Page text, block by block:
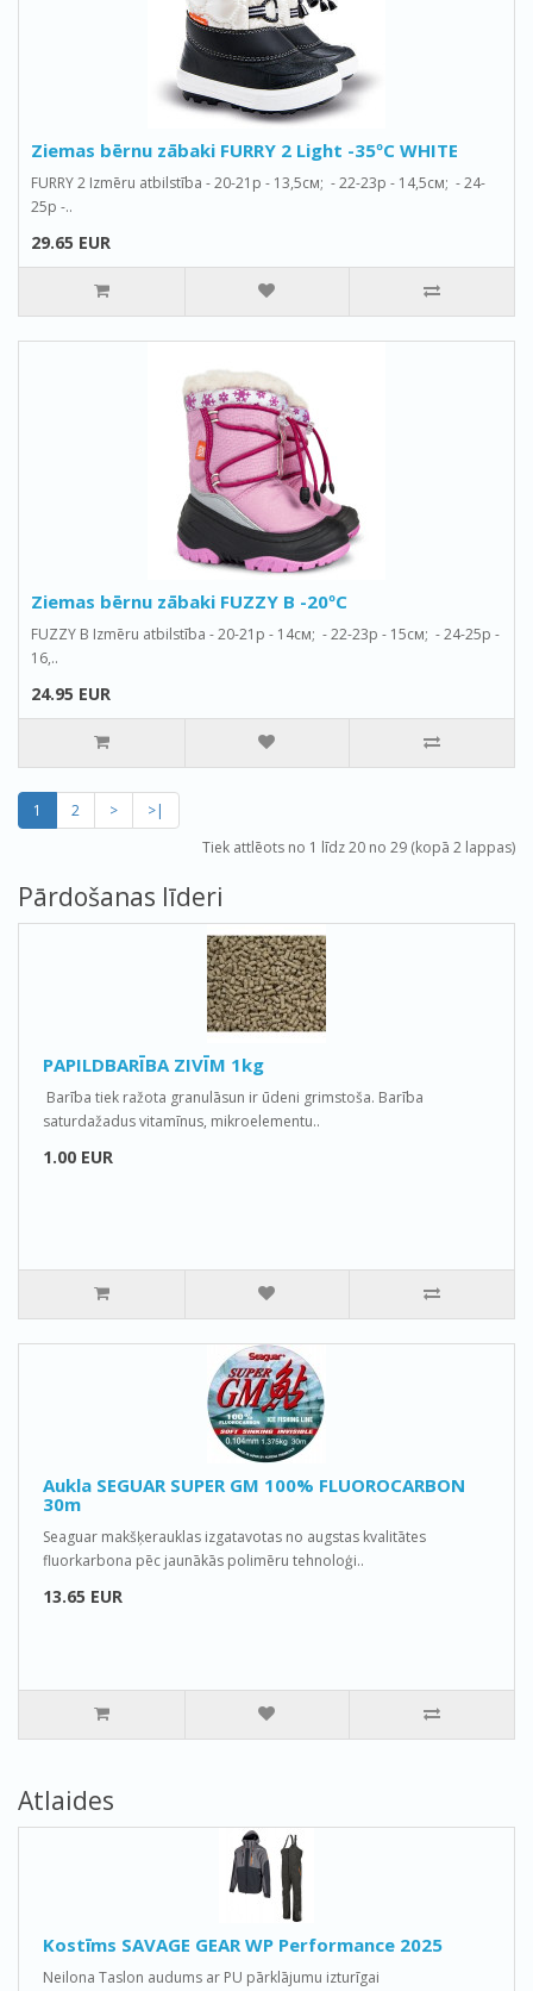
Ziemas bērnu zābaki FURRY 2 Light -35ºС WHITE
FURRY 2 Izmēru atbilstība - 20-21р - 13,5см; - 22-23р - 14,5см; - 24-
25р -..
29.65 EUR
Ziemas bērnu zābaki FUZZY B -20ºС
FUZZY B Izmēru atbilstība - 20-21р - 14см; - 22-23р - 15см; - 24-25р -
16,..
24.95 EUR
1 2 >
>|
Tiek attlēots no 1 līdz 20 no 29 (kopā 2 lappas)
Pārdošanas līderi
PAPILDBARĪBA ZIVĪM 1kg
Barība tiek ražota granulāsun ir ūdeni grimstoša. Barība
saturdažadus vitamīnus, mikroelementu..
1.00 EUR
Aukla SEGUAR SUPER GM 100% FLUOROCARBON
30m
Seaguar makšķerauklas izgatavotas no augstas kvalitātes
fluorkarbona pēc jaunākās polimēru tehnoloģi..
13.65 EUR
Atlaides
Kostīms SAVAGE GEAR WP Performance 2025
Neilona Taslon audums ar PU pārklājumu izturīgai